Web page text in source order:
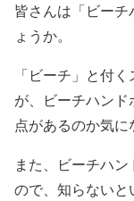
皆さんは「ビー
ょうか。
「ビーチ」と付
が、ビーチハン
点があるのか気に
また、ビーチハ
ので、知らないと